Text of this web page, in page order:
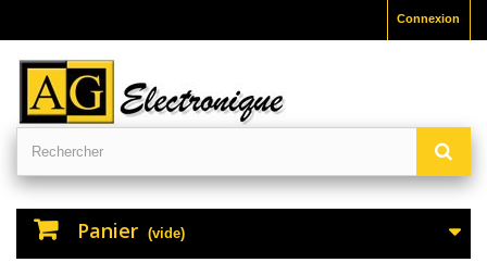
Connexion
Panier (vide)